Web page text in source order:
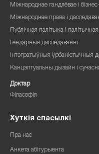
Міжнароднае гандлёвае і
Міжнароднае права і
Публічная палітыка і
Гендарныя даследаванні
Інтэгратыўныя ўрбаністычныя
Канцэптуальны дызайн і
Доктар
Філасофія
Хуткія спасылкі
Пра нас
Анкета абітурыента